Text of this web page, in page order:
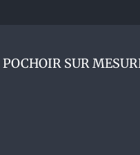
POCHOIR SUR